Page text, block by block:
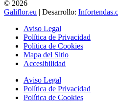
© 2026
Galiflor.eu | Desarrollo:
Aviso Legal
Política de Privacidad
Política de Cookies
Mapa del Sitio
Accesibilidad
Aviso Legal
Política de Privacidad
Política de Cookies